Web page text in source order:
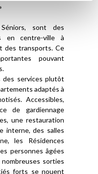
sont des
en centre-ville à
des transports. Ce
pouvant
des services plutôt
adaptés à
Accessibles,
de gardiennage
une restauration
interne, des salles
les Résidences
personnes âgées
sorties
forts se nouent